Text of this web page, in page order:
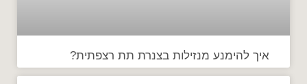
איך להימנע מנזילות בצנרת תת רצפתית?